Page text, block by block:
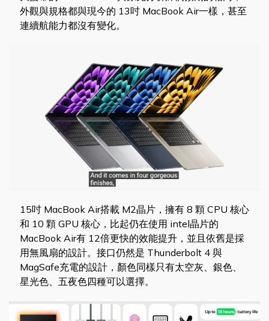
外觀與規格都與現今的 13吋 MacBook Air一樣，甚至
連續航能力都沒有變化。
15吋 MacBook Air搭載 M2晶片，擁有 8 顆 CPU 核心
和 10 顆 GPU 核心，比起仍在使用 intel晶片的
MacBook Air有 12倍更快的效能提升，並且依舊是採
用無風扇的設計。接口仍然是 Thunderbolt 4 與
MagSafe充電的設計，顏色同樣只有太空灰、銀色、
星光色、五夜色四種可以選擇。